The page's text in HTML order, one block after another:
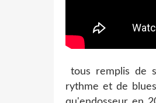
tous remplis de
rythme et de